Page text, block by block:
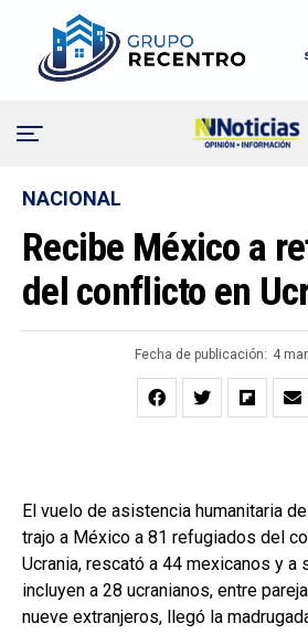
NACIONAL
Recibe México a
del conflicto en
Fecha de publicación: 4
El vuelo de asistencia humanitaria
trajo a México a 81 refugiados del
Ucrania, rescató a 44 mexicanos y a
incluyen a 28 ucranianos, entre
nueve extranjeros, llegó la